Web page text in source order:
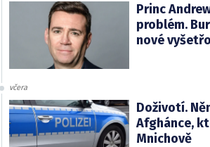
Princ
problém.
nové
včera
Doživotí.
Afghánce,
Mnichově